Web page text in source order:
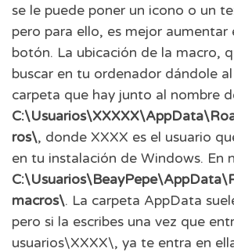
se le puede poner un icono o un
pero para ello, es mejor aumentar
botón. La ubicación de la macro,
buscar en tu ordenador dándole
carpeta que hay junto al nombre
ros\, donde XXXX es el usuario
en tu instalación de Windows. En
macros\. La carpeta AppData
pero si la escribes una vez que
usuarios\XXXX\, ya te entra en